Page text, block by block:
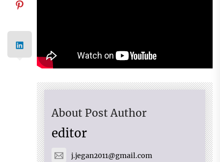
About Post Author
editor
j.jegan2011@gmail.com